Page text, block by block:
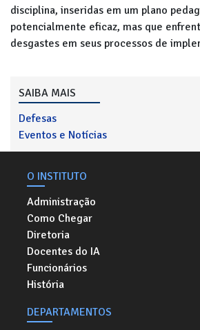
disciplina, inseridas em um plano
potencialmente eficaz, mas que
desgastes em seus processos de
SAIBA MAIS
Defesas
Eventos e Notícias
O INSTITUTO
Administração
Como Chegar
Diretoria
Docentes do IA
Funcionários
História
DEPARTAMENTOS